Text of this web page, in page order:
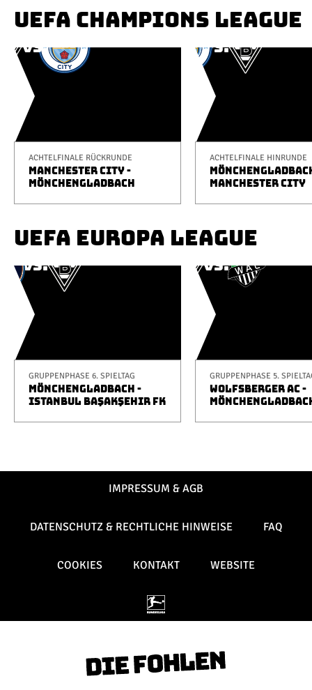
UEFA CHAMPIONS LEAGUE
ACHTELFINALE RÜCKRUNDE
MANCHESTER CITY -
MÖNCHENGLADBACH
ACHTELFINALE HINRUNDE
MANCHESTER CITY
UEFA EUROPA LEAGUE
GRUPPENPHASE 6. SPIELTAG
MÖNCHENGLADBACH -
ISTANBUL BAŞAKŞEHIR FK
GRUPPENPHASE 5.
WOLFSBERGER AC -
IMPRESSUM & AGB
DATENSCHUTZ & RECHTLICHE HINWEISE FAQ
COOKIES KONTAKT WEBSITE